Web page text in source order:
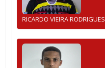
RICARDO VIEIRA RODRIGUES